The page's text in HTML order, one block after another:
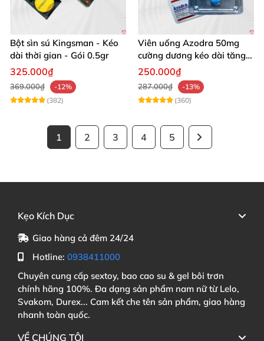
Bột sìn sú Kingsman - Kéo
dài thời gian - Gói 0.5gr
325.000₫
369.000₫
-12%
(382)
Viên uống Azodra 50mg
cường dương kéo dài tăng
sinh lý nam
250.000₫
287.000₫
-13%
(360)
1 2 3 4 5
Kẹo Kích Dục
Giao hàng cả đêm 24/24
Hotline: 0938411000
Chuyên cung cấp sextoy, bao cao su & gel bôi trơn
chính hãng 100%. Đa dạng sản phẩm nam nữ từ Lelo,
Svakom, Durex... Cam kết che tên sản phẩm, giao hàng
nhanh toàn quốc.
VỀ CHÚNG TÔI